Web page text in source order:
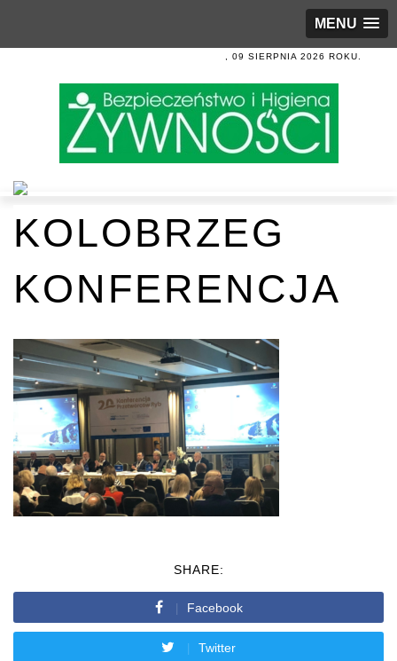
MENU
, 09 SIERPNIA 2026 ROKU.
KOLOBRZEG
KONFERENCJA
SHARE:
Facebook
Twitter